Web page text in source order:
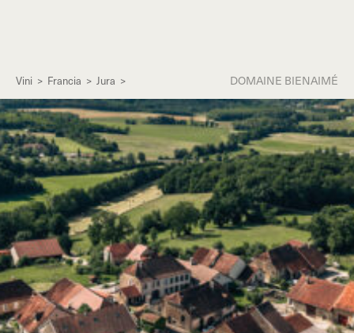
Vini > Francia > Jura > DOMAINE BIENAIMÉ